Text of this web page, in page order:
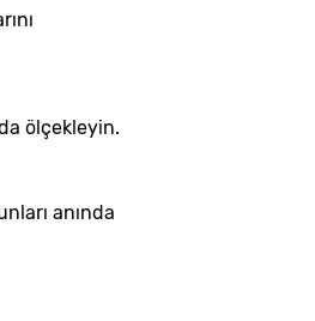
ölçekleyin.
anında